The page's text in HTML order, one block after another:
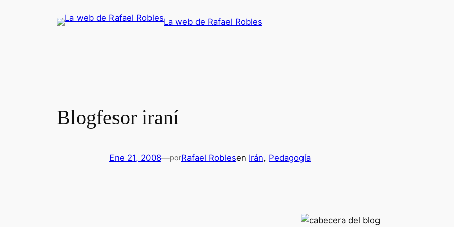
La web de Rafael Robles
Blogfesor iraní
Ene 21, 2008—porRafael Roblesen Irán, Pedagogía